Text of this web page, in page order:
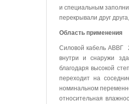
и специальным
перекрывали друг
Область применения
Силовой кабель АВВГ
внутри и снаружи
благодаря высокой
переходит на
номинальном
относительная